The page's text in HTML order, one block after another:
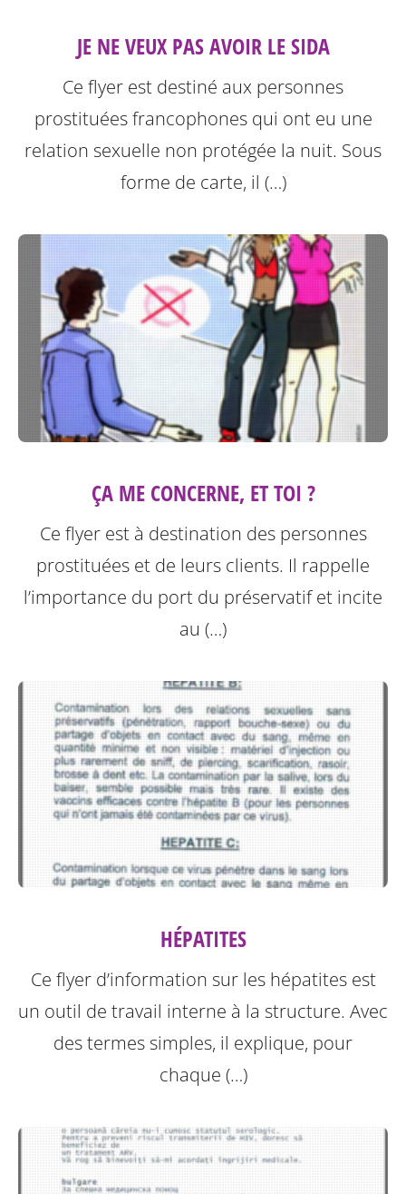
JE NE VEUX PAS AVOIR LE SIDA
Ce flyer est destiné aux personnes
prostituées francophones qui ont eu une
relation sexuelle non protégée la nuit. Sous
forme de carte, il (…)
ÇA ME CONCERNE, ET TOI ?
Ce flyer est à destination des personnes
prostituées et de leurs clients. Il rappelle
l’importance du port du préservatif et incite
au (…)
HÉPATITES
Ce flyer d’information sur les hépatites est
un outil de travail interne à la structure. Avec
des termes simples, il explique, pour
chaque (…)